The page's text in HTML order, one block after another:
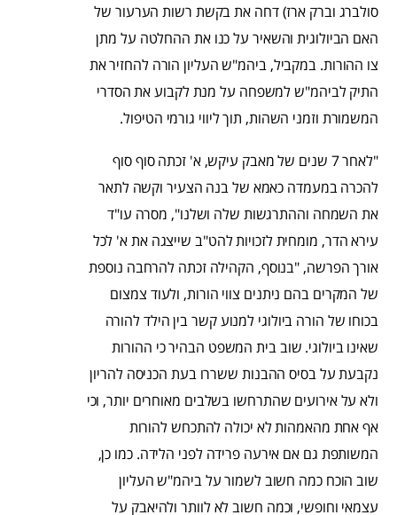
סולברג וברק ארז) דחה את בקשת רשות הערעור של
האם הביולוגית והשאיר על כנו את ההחלטה על מתן
צו ההורות. במקביל, ביהמ"ש העליון הורה להחזיר את
התיק לביהמ"ש למשפחה על מנת לקבוע את הסדרי
המשמורת וזמני השהות, תוך ליווי גורמי הטיפול.
"לאחר 7 שנים של מאבק עיקש, א' זכתה סוף סוף
להכרה במעמדה כאמא של בנה הצעיר וקשה לתאר
את השמחה וההתרגשות שלה ושלנו", מסרה עו"ד
עירא הדר, מומחית לזכויות להט"ב שייצגה את א' לכל
אורך הפרשה, "בנוסף, הקהילה זכתה להרחבה נוספת
של המקרים בהם ניתנים צווי הורות, ולעוד צמצום
בכוחו של הורה ביולוגי למנוע קשר בין הילד להורה
שאינו ביולוגי. שוב בית המשפט הבהיר כי ההורות
נקבעת על בסיס ההבנות ששררו בעת הכניסה להריון
ולא על אירועים שהתרחשו בשלבים מאוחרים יותר, וכי
אף אחת מהאמהות לא יכולה להתכחש להורות
המשותפת גם אם אירעה פרידה לפני הלידה. כמו כן,
שוב הוכח כמה חשוב לשמור על ביהמ"ש העליון
עצמאי וחופשי, וכמה חשוב לא לוותר ולהיאבק על